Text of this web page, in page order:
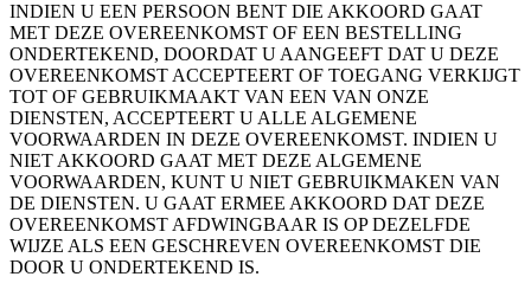
INDIEN U EEN PERSOON BENT DIE AKKOORD GAAT
MET DEZE OVEREENKOMST OF EEN BESTELLING
ONDERTEKEND, DOORDAT U AANGEEFT DAT U DEZE
OVEREENKOMST ACCEPTEERT OF TOEGANG VERKIJGT
TOT OF GEBRUIKMAAKT VAN EEN VAN ONZE
DIENSTEN, ACCEPTEERT U ALLE ALGEMENE
VOORWAARDEN IN DEZE OVEREENKOMST. INDIEN U
NIET AKKOORD GAAT MET DEZE ALGEMENE
VOORWAARDEN, KUNT U NIET GEBRUIKMAKEN VAN
DE DIENSTEN. U GAAT ERMEE AKKOORD DAT DEZE
OVEREENKOMST AFDWINGBAAR IS OP DEZELFDE
WIJZE ALS EEN GESCHREVEN OVEREENKOMST DIE
DOOR U ONDERTEKEND IS.